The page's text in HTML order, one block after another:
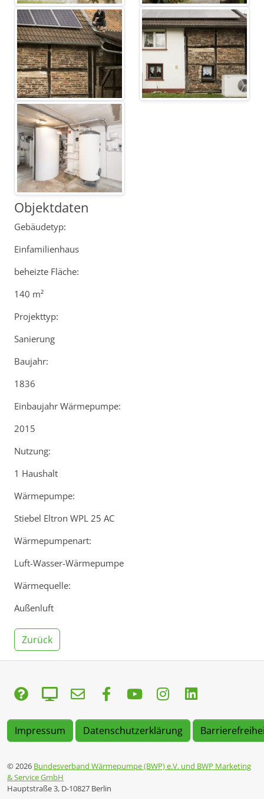
Objektdaten
Gebäudetyp:
Einfamilienhaus
beheizte Fläche:
140 m²
Projekttyp:
Sanierung
Baujahr:
1836
Einbaujahr Wärmepumpe:
2015
Nutzung:
1 Haushalt
Wärmepumpe:
Stiebel Eltron WPL 25 AC
Wärmepumpenart:
Luft-Wasser-Wärmepumpe
Wärmequelle:
Außenluft
Zurück
Impressum Datenschutzerklärung
© 2026 Bundesverband Wärmepumpe (BWP) e.V. und BWP Marketing
& Service GmbH
Hauptstraße 3, D-10827 Berlin